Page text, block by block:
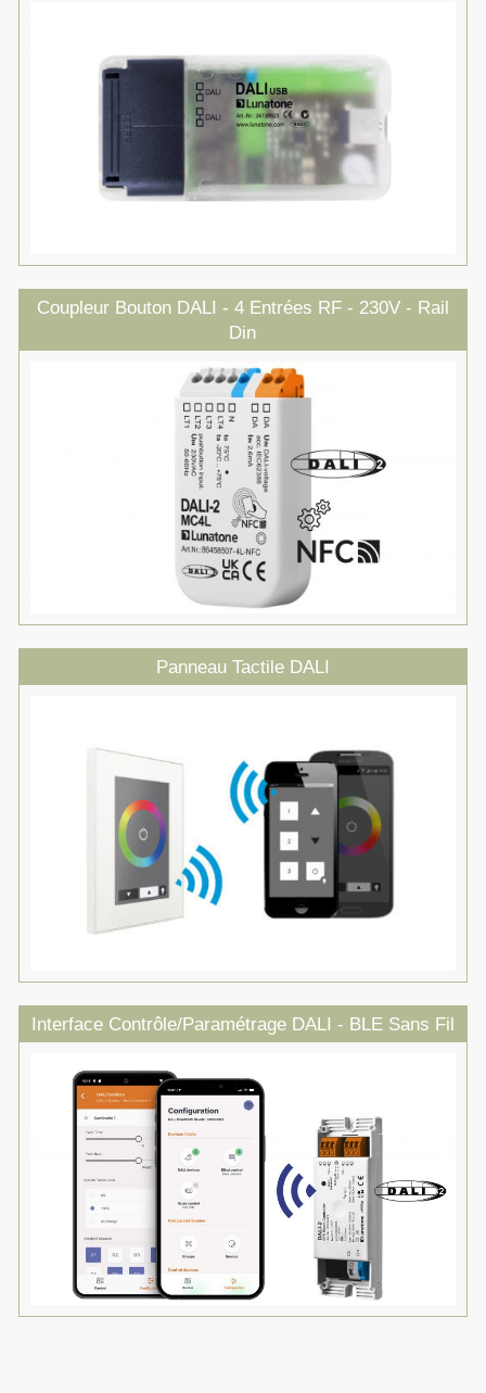
Coupleur Bouton DALI - 4 Entrées RF - 230V - Rail
Din
Panneau Tactile DALI
Interface Contrôle/Paramétrage DALI - BLE Sans Fil